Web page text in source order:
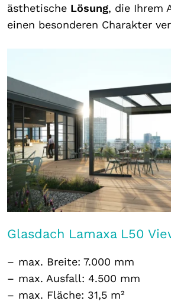
ästhetische Lösung, die Ihrem
einen besonderen Charakter
Glasdach Lamaxa L50
max. Breite: 7.000 mm
max. Ausfall: 4.500 mm
max. Fläche: 31,5 m²